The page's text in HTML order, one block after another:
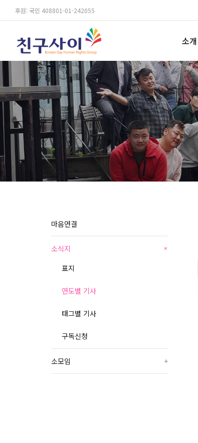
후원: 국민 408801-01-242055
소개
마음연결
소식지 +
표지
연도별 기사
태그별 기사
구독신청
소모임 +